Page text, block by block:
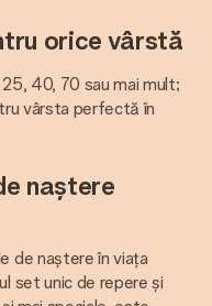
orice vârstă
40, 70 sau mai mult;
vârsta perfectă în
naștere
de naștere în viața
set unic de repere și